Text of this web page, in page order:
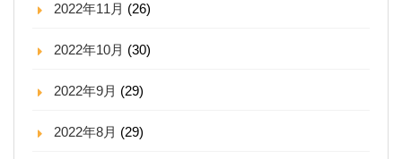
2022年11月 (26)
2022年10月 (30)
2022年9月 (29)
2022年8月 (29)